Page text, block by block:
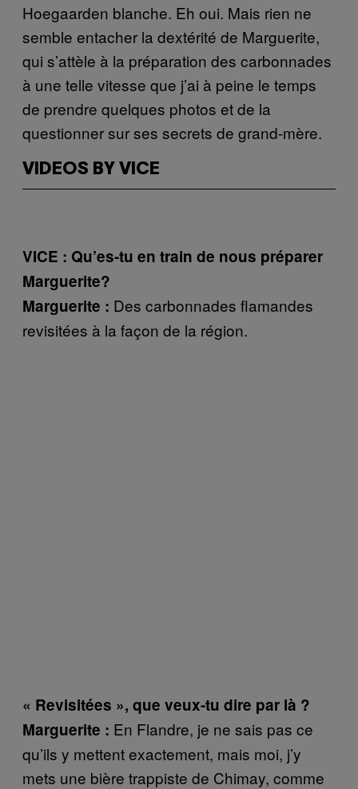
Hoegaarden blanche. Eh oui. Mais rien ne
semble entacher la dextérité de Marguerite,
qui s’attèle à la préparation des carbonnades
à une telle vitesse que j’ai à peine le temps
de prendre quelques photos et de la
questionner sur ses secrets de grand-mère.
VIDEOS BY VICE
VICE : Qu’es-tu en train de nous préparer
Marguerite?
Marguerite : Des carbonnades flamandes
revisitées à la façon de la région.
« Revisitées », que veux-tu dire par là ?
Marguerite : En Flandre, je ne sais pas ce
qu’ils y mettent exactement, mais moi, j’y
mets une bière trappiste de Chimay, comme